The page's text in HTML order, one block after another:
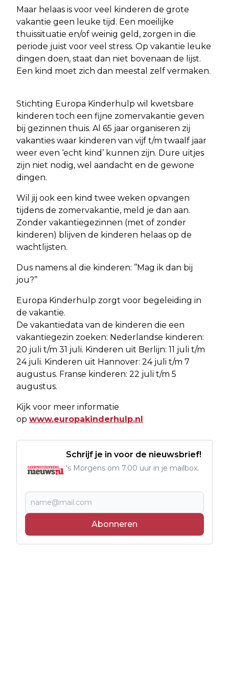
Maar helaas is voor veel kinderen de grote
vakantie geen leuke tijd. Een moeilijke
thuissituatie en/of weinig geld, zorgen in die
periode juist voor veel stress. Op vakantie leuke
dingen doen, staat dan niet bovenaan de lijst.
Een kind moet zich dan meestal zelf vermaken.
Stichting Europa Kinderhulp wil kwetsbare
kinderen toch een fijne zomervakantie geven
bij gezinnen thuis. Al 65 jaar organiseren zij
vakanties waar kinderen van vijf t/m twaalf jaar
weer even ‘echt kind’ kunnen zijn. Dure uitjes
zijn niet nodig, wel aandacht en de gewone
dingen.
Wil jij ook een kind twee weken opvangen
tijdens de zomervakantie, meld je dan aan.
Zonder vakantiegezinnen (met of zonder
kinderen) blijven de kinderen helaas op de
wachtlijsten.
Dus namens al die kinderen: ’’Mag ik dan bij
jou?’’
Europa Kinderhulp zorgt voor begeleiding in
de vakantie.
De vakantiedata van de kinderen die een
vakantiegezin zoeken: Nederlandse kinderen:
20 juli t/m 31 juli. Kinderen uit Berlijn: 11 juli t/m
24 juli. Kinderen uit Hannover: 24 juli t/m 7
augustus. Franse kinderen: 22 juli t/m 5
augustus.
Kijk voor meer informatie
op www.europakinderhulp.nl
Schrijf je in voor de nieuwsbrief!
's Morgens om 7.00 uur in je mailbox.
Abonneren